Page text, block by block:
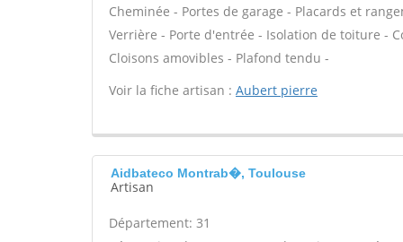
Cheminée - Portes de garage - Placards et
Verrière - Porte d'entrée - Isolation de toiture -
Cloisons amovibles - Plafond tendu -
Voir la fiche artisan : Aubert pierre
Aidbateco Montrab�, Toulouse
Artisan
Département: 31